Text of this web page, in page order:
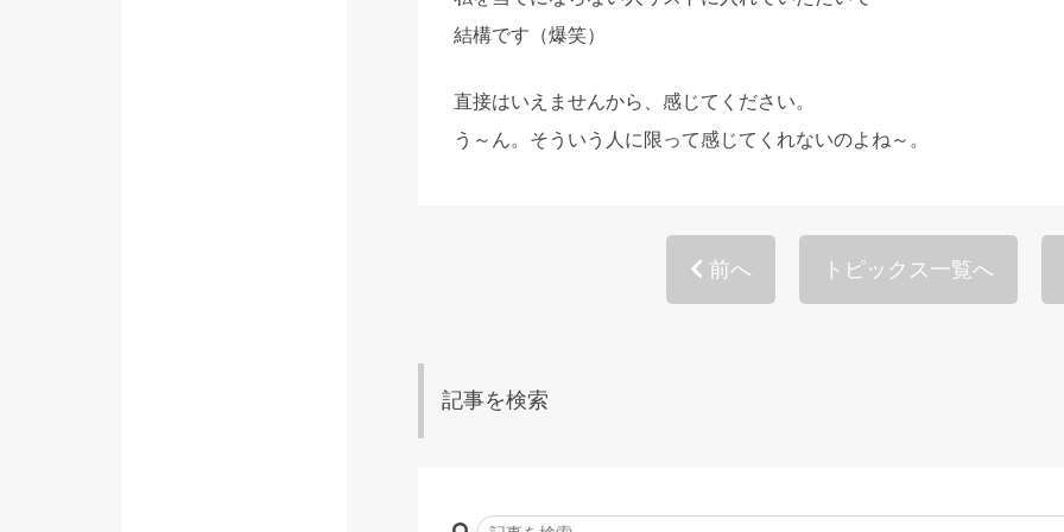
結構です（爆笑）
直接はいえませんから、感じてください。
う～ん。そういう人に限って感じてくれないのよね～。
前へ トピックス一覧へ
記事を検索